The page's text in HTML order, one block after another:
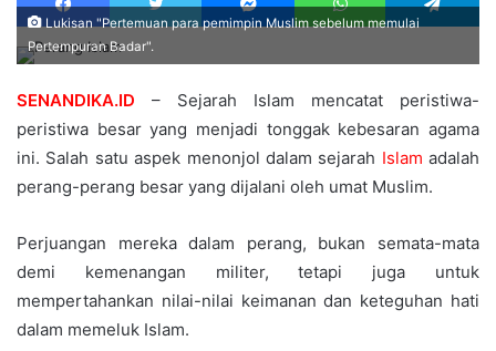
Lukisan "Pertemuan para pemimpin Muslim sebelum memulai
Pertempuran Badar".
SENANDIKA.ID – Sejarah Islam mencatat peristiwa-
peristiwa besar yang menjadi tonggak kebesaran agama
ini. Salah satu aspek menonjol dalam sejarah Islam adalah
perang-perang besar yang dijalani oleh umat Muslim.
Perjuangan mereka dalam perang, bukan semata-mata
demi kemenangan militer, tetapi juga untuk
mempertahankan nilai-nilai keimanan dan keteguhan hati
dalam memeluk Islam.